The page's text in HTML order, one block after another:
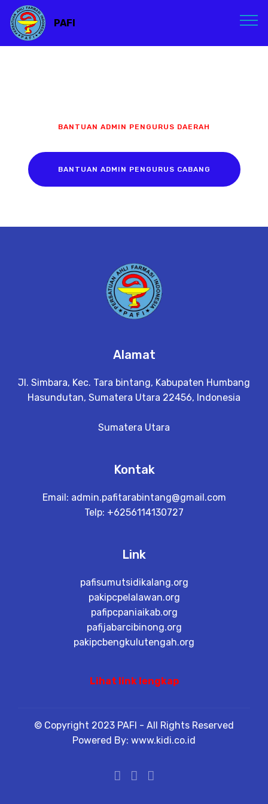
PAFI
BANTUAN ADMIN PENGURUS DAERAH
BANTUAN ADMIN PENGURUS CABANG
Alamat
Jl. Simbara, Kec. Tara bintang, Kabupaten Humbang
Hasundutan, Sumatera Utara 22456, Indonesia
Sumatera Utara
Kontak
Email: admin.pafitarabintang@gmail.com
Telp: +6256114130727
Link
pafisumutsidikalang.org
pakipcpelalawan.org
pafipcpaniaikab.org
pafijabarcibinong.org
pakipcbengkulutengah.org
Lihat link lengkap
© Copyright 2023 PAFI - All Rights Reserved
Powered By: www.kidi.co.id